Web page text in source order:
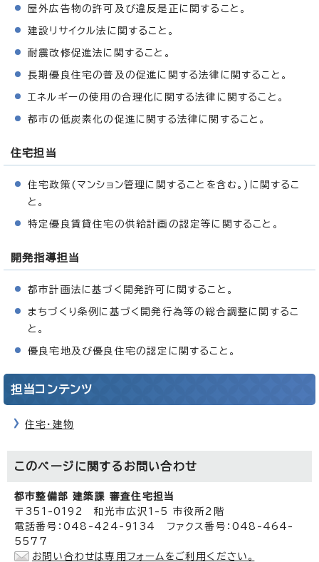
屋外広告物の許可及び違反是正に関すること。
建設リサイクル法に関すること。
耐震改修促進法に関すること。
長期優良住宅の普及の促進に関する法律に関すること。
エネルギーの使用の合理化に関する法律に関すること。
都市の低炭素化の促進に関する法律に関すること。
住宅担当
住宅政策(マンション管理に関することを含む。)に関するこ
と。
特定優良賃貸住宅の供給計画の認定等に関すること。
開発指導担当
都市計画法に基づく開発許可に関すること。
まちづくり条例に基づく開発行為等の総合調整に関するこ
と。
優良宅地及び優良住宅の認定に関すること。
担当コンテンツ
住宅・建物
このページに関する お問い合わせ
都市整備部 建築課 審査住宅担当
〒351-0192 和光市広沢1-5 市役所2階
電話番号：048-424-9134 ファクス番号：048-464-
5577
お問い合わせは専用フォームをご利用ください。